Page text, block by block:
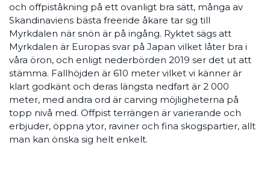
och offpiståkning på ett ovanligt bra sätt, många av
Skandinaviens bästa freeride åkare tar sig till
Myrkdalen när snön är på ingång. Ryktet sägs att
Myrkdalen är Europas svar på Japan vilket låter bra i
våra öron, och enligt nederbörden 2019 ser det ut att
stämma. Fallhöjden är 610 meter vilket vi känner är
klart godkänt och deras längsta nedfart är 2 000
meter, med andra ord är carving möjligheterna på
topp nivå med. Offpist terrängen är varierande och
erbjuder, öppna ytor, raviner och fina skogspartier, allt
man kan önska sig helt enkelt.